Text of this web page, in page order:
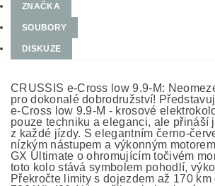
ZNAČKA
SOUBORY
DISKUZE
CRUSSIS e-Cross low 9.9-M:
pro dokonalé dobrodružství!
e-Cross low 9.9-M - krosové
pouze techniku a eleganci, ale přináší
z každé jízdy. S elegantním černo-
nízkým nástupem a výkonným
GX Ultimate o ohromujícím točivém
toto kolo stává symbolem pohodlí,
Překročte limity s dojezdem až 170